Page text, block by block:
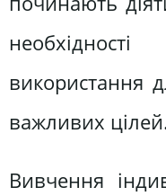
використання
важливих
Вивчення